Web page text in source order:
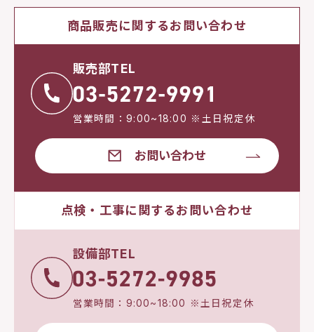
商品販売に関するお問い合わせ
販売部TEL
営業時間：9:00~18:00 ※土日祝定休
お問い合わせ
点検・工事に関するお問い合わせ
設備部TEL
営業時間：9:00~18:00 ※土日祝定休